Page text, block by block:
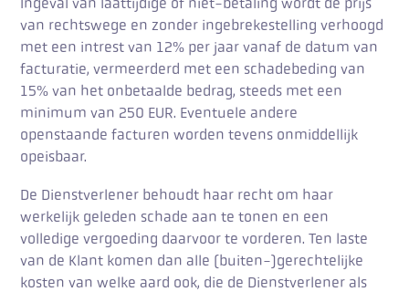
van rechtswege en zonder ingebrekestelling verhoogd
met een intrest van 12% per jaar vanaf de datum van
facturatie, vermeerderd met een schadebeding van
15% van het onbetaalde bedrag, steeds met een
minimum van 250 EUR. Eventuele andere
openstaande facturen worden tevens onmiddellijk
opeisbaar.
De Dienstverlener behoudt haar recht om haar
werkelijk geleden schade aan te tonen en een
volledige vergoeding daarvoor te vorderen. Ten laste
van de Klant komen dan alle (buiten-)gerechtelijke
kosten van welke aard ook, die de Dienstverlener als